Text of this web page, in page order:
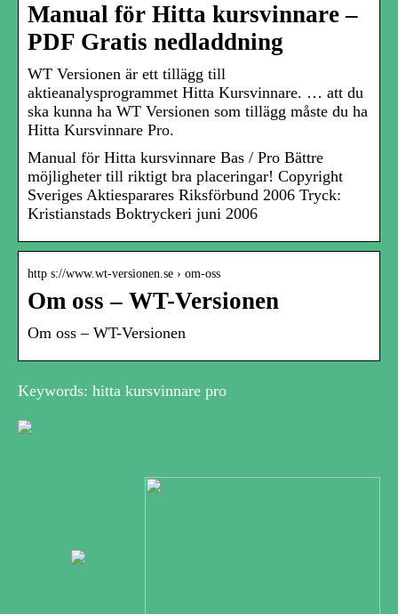
Manual för Hitta kursvinnare –
PDF Gratis nedladdning
WT Versionen är ett tillägg till
aktieanalysprogrammet Hitta Kursvinnare. … att du
ska kunna ha WT Versionen som tillägg måste du ha
Hitta Kursvinnare Pro.
Manual för Hitta kursvinnare Bas / Pro Bättre
möjligheter till riktigt bra placeringar! Copyright
Sveriges Aktiesparares Riksförbund 2006 Tryck:
Kristianstads Boktryckeri juni 2006
http s://www.wt-versionen.se › om-oss
Om oss – WT-Versionen
Om oss – WT-Versionen
Keywords: hitta kursvinnare pro